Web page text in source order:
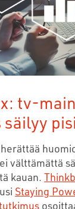
tv-
välttämättä
kauan.
Staying